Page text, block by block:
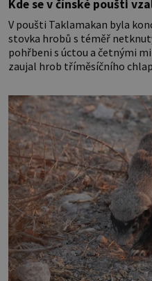
Kde se v čínské poušti
V poušti Taklamakan byla
stovka hrobů s téměř
pohřbeni s úctou a četnými
zaujal hrob tříměsíčního
nesmírně dobře zachovalá,
klimatickým podmínkám.